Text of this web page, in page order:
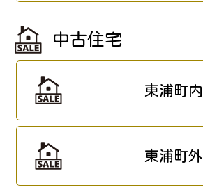
中古住宅
東浦町内
東浦町外